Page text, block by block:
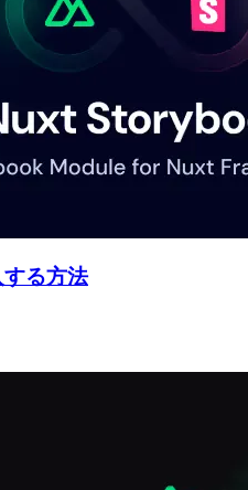
る方法